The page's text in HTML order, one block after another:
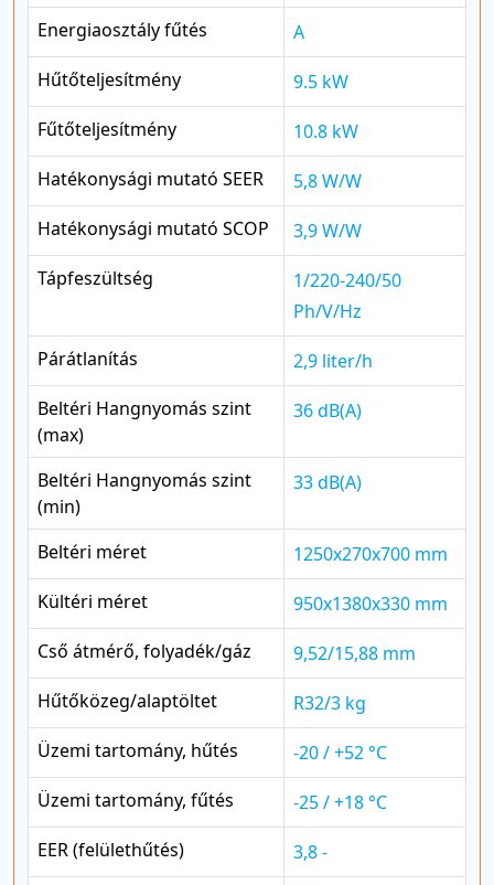
Energiaosztály fűtés
A
Hűtőteljesítmény
9.5 kW
Fűtőteljesítmény
10.8 kW
Hatékonysági mutató SEER
5,8 W/W
Hatékonysági mutató SCOP
3,9 W/W
Tápfeszültség
1/220-240/50
Ph/V/Hz
Párátlanítás
2,9 liter/h
Beltéri Hangnyomás szint
(max)
36 dB(A)
Beltéri Hangnyomás szint
(min)
33 dB(A)
Beltéri méret
1250x270x700 mm
Kültéri méret
950x1380x330 mm
Cső átmérő, folyadék/gáz
9,52/15,88 mm
Hűtőközeg/alaptöltet
R32/3 kg
Üzemi tartomány, hűtés
-20 / +52 °C
Üzemi tartomány, fűtés
-25 / +18 °C
EER (felülethűtés)
3,8 -